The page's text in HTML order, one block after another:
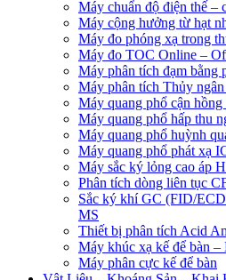
Máy chuẩn độ điện thế
Máy cộng hưởng từ hạt
Máy đo phóng xạ trong
Máy đo TOC Online –
Máy phân tích đạm bằng
Máy phân tích Thủy
Máy quang phổ cận
Máy quang phổ hấp thu
Máy quang phổ huỳnh
Máy quang phổ phát xạ
Máy sắc ký lỏng cao áp
Phân tích dòng liên tục
Sắc ký khí GC (FID/
MS
Thiết bị phân tích Acid
Máy khúc xạ kế để bàn
Máy phân cực kế để bàn